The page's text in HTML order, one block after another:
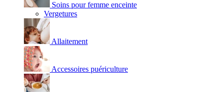
Soins pour femme enceinte
Vergetures
Allaitement
Accessoires puériculture